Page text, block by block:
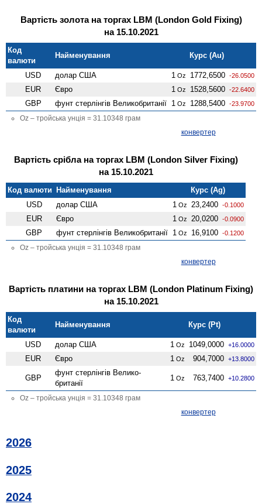
Вартість золота на торгах LBM (London Gold Fixing)
на 15.10.2021
Код
валюти
Найменування Курс (Au)
USD долар США 1 Oz 1772,6500 -26.0500
EUR Євро 1 Oz 1528,5600 -22.6400
GBP фунт стерлінгів Велико­британії 1 Oz 1288,5400 -23.9700
Oz – тройська унція = 31.10348 грам
конвертер
Вартість срібла на торгах LBM (London Silver Fixing)
на 15.10.2021
Код валюти Найменування
Курс (Ag)
USD
долар США 1 Oz 23,2400 -0.1000
EUR Євро 1 Oz 20,0200 -0.0900
GBP фунт стерлінгів Велико­британії 1 Oz 16,9100 -0.1200
Oz – тройська унція = 31.10348 грам
конвертер
Вартість платини на торгах LBM (London Platinum Fixing)
на 15.10.2021
Код
валюти
Найменування Курс (Pt)
USD долар США 1 Oz 1049,0000 +16.0000
EUR Євро 1 Oz 904,7000 +13.8000
GBP
фунт стерлінгів Велико­
британії
1 Oz 763,7400 +10.2800
Oz – тройська унція = 31.10348 грам
конвертер
2026
2025
2024